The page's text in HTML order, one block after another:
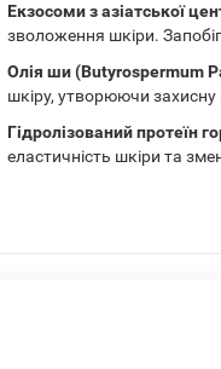
Екзосоми з азіатської
зволоження шкіри.
Олія ши (Butyrospermum
шкіру, утворюючи захисну
Гідролізований протеїн
еластичність шкіри та